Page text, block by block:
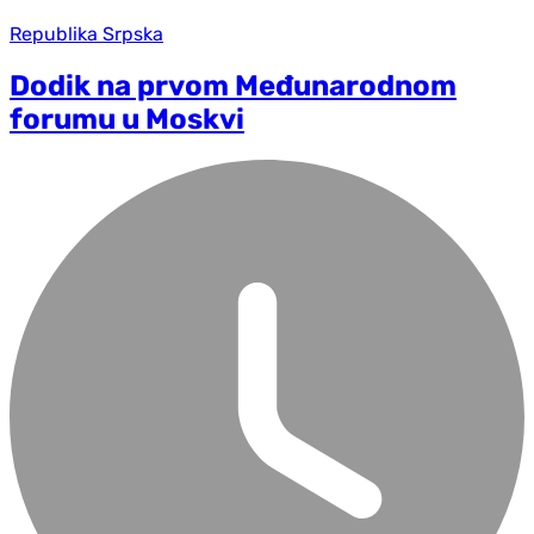
Republika Srpska
Dodik na prvom Međunarodnom
forumu u Moskvi